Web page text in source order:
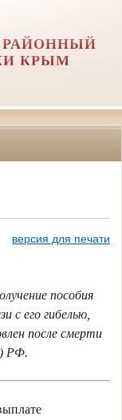
РАЙОННЫЙ
КРЫМ
версия для печати
пособия
с его гибелью,
после смерти
РФ.